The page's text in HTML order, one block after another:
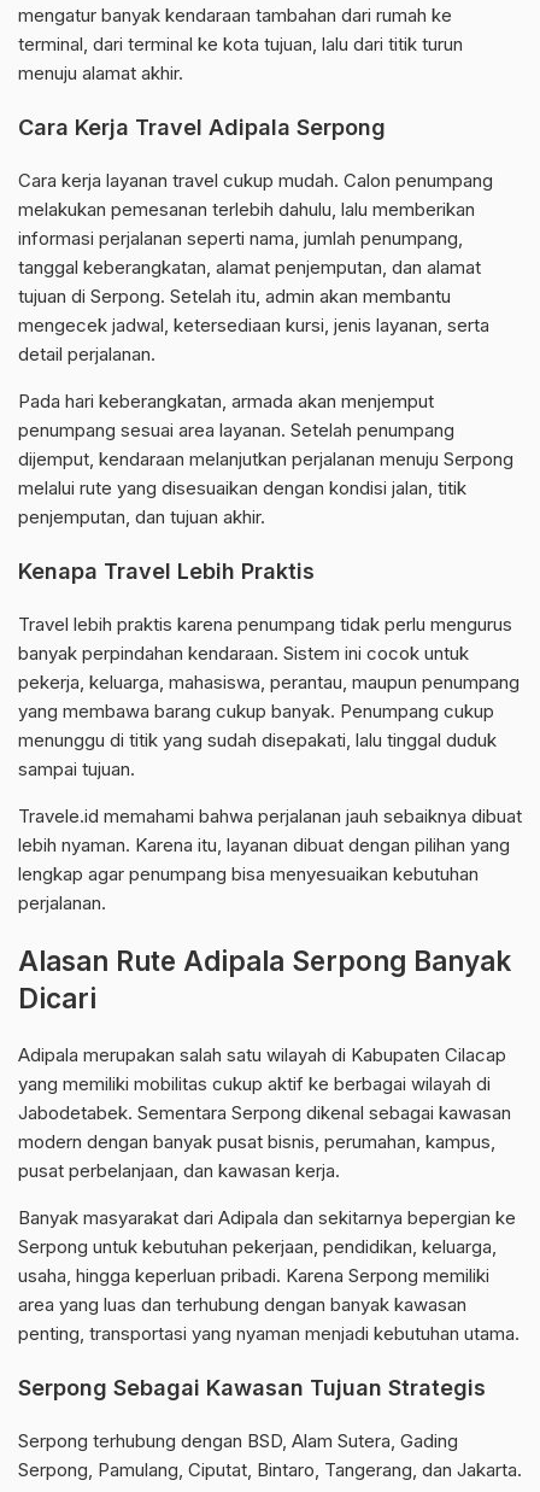
mengatur banyak kendaraan tambahan dari rumah ke
terminal, dari terminal ke kota tujuan, lalu dari titik turun
menuju alamat akhir.
Cara Kerja Travel Adipala Serpong
Cara kerja layanan travel cukup mudah. Calon penumpang
melakukan pemesanan terlebih dahulu, lalu memberikan
informasi perjalanan seperti nama, jumlah penumpang,
tanggal keberangkatan, alamat penjemputan, dan alamat
tujuan di Serpong. Setelah itu, admin akan membantu
mengecek jadwal, ketersediaan kursi, jenis layanan, serta
detail perjalanan.
Pada hari keberangkatan, armada akan menjemput
penumpang sesuai area layanan. Setelah penumpang
dijemput, kendaraan melanjutkan perjalanan menuju Serpong
melalui rute yang disesuaikan dengan kondisi jalan, titik
penjemputan, dan tujuan akhir.
Kenapa Travel Lebih Praktis
Travel lebih praktis karena penumpang tidak perlu mengurus
banyak perpindahan kendaraan. Sistem ini cocok untuk
pekerja, keluarga, mahasiswa, perantau, maupun penumpang
yang membawa barang cukup banyak. Penumpang cukup
menunggu di titik yang sudah disepakati, lalu tinggal duduk
sampai tujuan.
Travele.id memahami bahwa perjalanan jauh sebaiknya dibuat
lebih nyaman. Karena itu, layanan dibuat dengan pilihan yang
lengkap agar penumpang bisa menyesuaikan kebutuhan
perjalanan.
Alasan Rute Adipala Serpong Banyak
Dicari
Adipala merupakan salah satu wilayah di Kabupaten Cilacap
yang memiliki mobilitas cukup aktif ke berbagai wilayah di
Jabodetabek. Sementara Serpong dikenal sebagai kawasan
modern dengan banyak pusat bisnis, perumahan, kampus,
pusat perbelanjaan, dan kawasan kerja.
Banyak masyarakat dari Adipala dan sekitarnya bepergian ke
Serpong untuk kebutuhan pekerjaan, pendidikan, keluarga,
usaha, hingga keperluan pribadi. Karena Serpong memiliki
area yang luas dan terhubung dengan banyak kawasan
penting, transportasi yang nyaman menjadi kebutuhan utama.
Serpong Sebagai Kawasan Tujuan Strategis
Serpong terhubung dengan BSD, Alam Sutera, Gading
Serpong, Pamulang, Ciputat, Bintaro, Tangerang, dan Jakarta.